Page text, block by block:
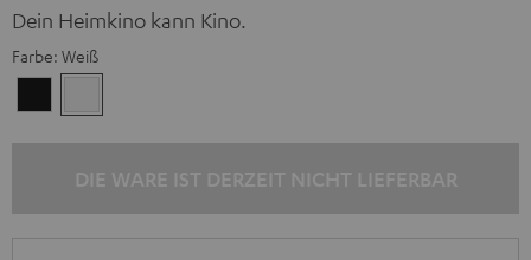
Dein Heimkino kann Kino.
Farbe: Weiß